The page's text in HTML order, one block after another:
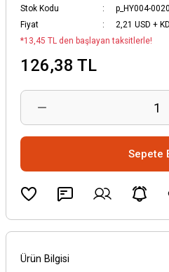
Stok Kodu
p_HY004-
Fiyat
2,21 USD +
*13,45 TL den başlayan taksitlerle!
126,38 TL
Sepete
Ürün Bilgisi